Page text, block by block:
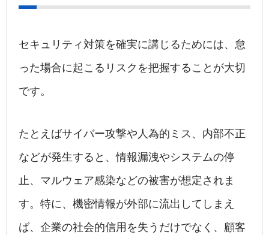
セキュリティ対策を確実に講じるためには、怠
った場合に起こるリスクを把握することが大切
です。
たとえばサイバー攻撃や人為的ミス、内部不正
などが発生すると、情報漏洩やシステムの停
止、マルウェア感染などの被害が想定されま
す。特に、機密情報が外部に流出してしまえ
ば、企業の社会的信用を失うだけでなく、顧客